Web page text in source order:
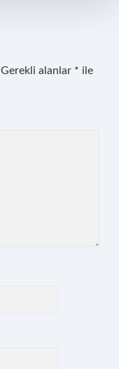
Gerekli alanlar * ile